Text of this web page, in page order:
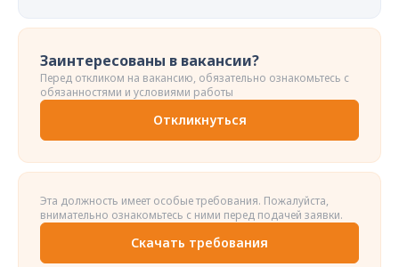
Заинтересованы в вакансии?
Перед откликом на вакансию, обязательно ознакомьтесь с
обязанностями и условиями работы
Откликнуться
Эта должность имеет особые требования. Пожалуйста,
внимательно ознакомьтесь с ними перед подачей заявки.
Скачать требования